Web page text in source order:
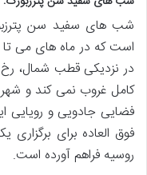
شب های سفید سن
است که در ماه های می تا
در نزدیکی قطب شمال،
کامل غروب نمی کند و
فضایی جادویی و رویایی
فوق العاده برای
روسیه فراهم آورده است.